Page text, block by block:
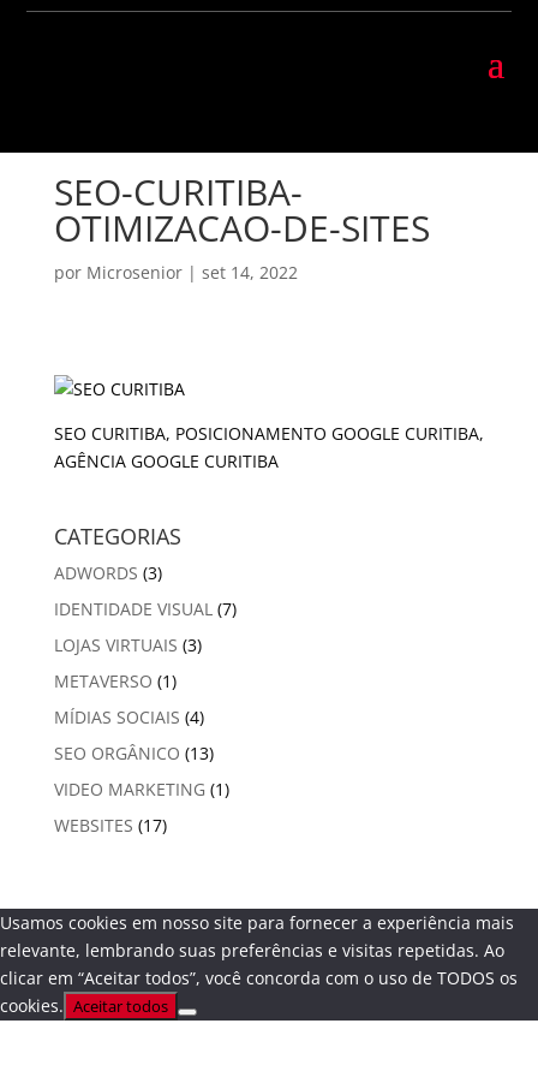
SEO-CURITIBA-
OTIMIZACAO-DE-SITES
por Microsenior| set 14, 2022
SEO CURITIBA, POSICIONAMENTO GOOGLE CURITIBA,
AGÊNCIA GOOGLE CURITIBA
CATEGORIAS
ADWORDS (3)
IDENTIDADE VISUAL(7)
LOJAS VIRTUAIS (3)
METAVERSO (1)
MÍDIAS SOCIAIS (4)
SEO ORGÂNICO (13)
VIDEO MARKETING (1)
WEBSITES (17)
Usamos cookies em nosso site para fornecer a experiência mais
relevante, lembrando suas preferências e visitas repetidas. Ao
clicar em “Aceitar todos”, você concorda com o uso de TODOS os
cookies. Aceitar todos